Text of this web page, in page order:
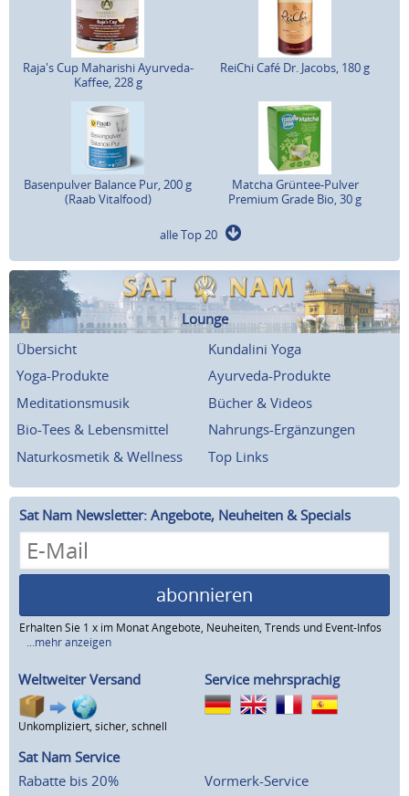
Raja's Cup Maharishi Ayurveda-
Kaffee, 228 g
ReiChi Café Dr. Jacobs, 180 g
Basenpulver Balance Pur, 200 g
(Raab Vitalfood)
Matcha Grüntee-Pulver
Premium Grade Bio, 30 g
alle Top 20
Lounge
Übersicht
Kundalini Yoga
Yoga-Produkte
Ayurveda-Produkte
Meditationsmusik
Bücher & Videos
Bio-Tees & Lebensmittel
Nahrungs-Ergänzungen
Naturkosmetik & Wellness
Top Links
Sat Nam Newsletter: Angebote, Neuheiten & Specials
abonnieren
Erhalten Sie 1 x im Monat Angebote, Neuheiten, Trends und Event-Infos
...mehr anzeigen
Weltweiter Versand
Unkompliziert, sicher, schnell
Service mehrsprachig
Sat Nam Service
Rabatte bis 20%
Vormerk-Service